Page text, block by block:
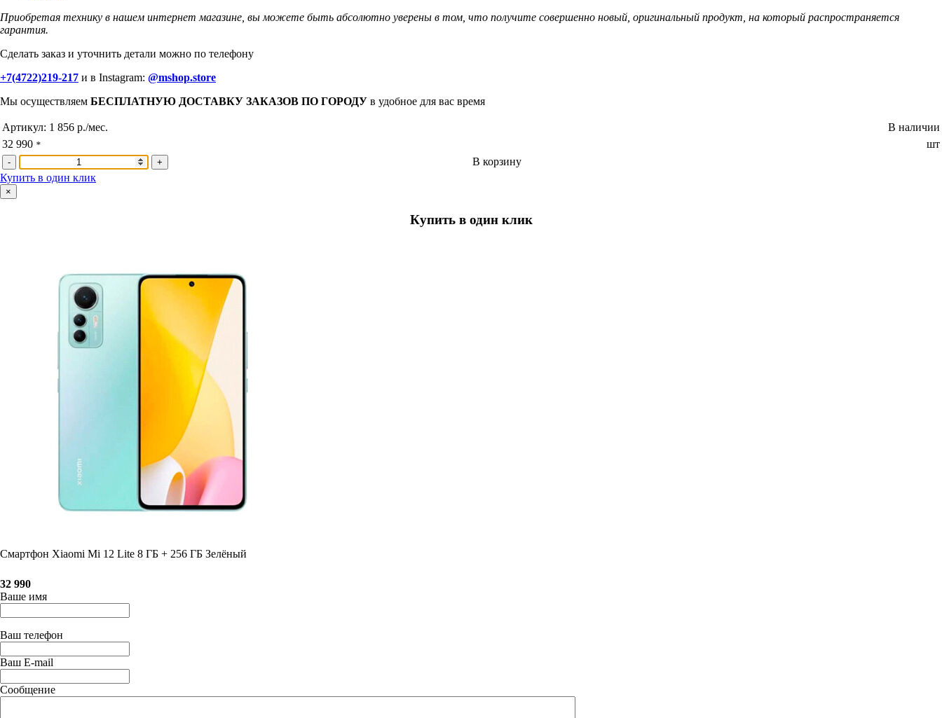
Приобретая технику в нашем интернет магазине, вы можете быть абсолютно уверены в том, что получите совершенно новый, оригинальный продукт, на который распространяется
гарантия.
Сделать заказ и уточнить детали можно по телефону
+7(4722)219-217 и в Instagram: @mshop.store
Мы осуществляем БЕСПЛАТНУЮ ДОСТАВКУ ЗАКАЗОВ ПО ГОРОДУ в удобное для вас время
Артикул: 1 856 р./мес.
В наличии
32 990 * шт
- +
В корзину
Купить в один клик
×
Купить в один клик
Смартфон Xiaomi Mi 12 Lite 8 ГБ + 256 ГБ Зелёный
32 990
Ваше имя
Ваш телефон
Ваш E-mail
Сообщение